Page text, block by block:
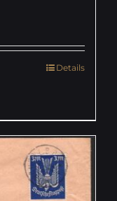
Details